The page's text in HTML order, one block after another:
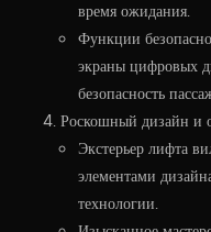
время ожидания.
Функции
экраны цифровых
безопасность
Роскошный дизайн и
Экстерьер лифта
элементами
технологии.